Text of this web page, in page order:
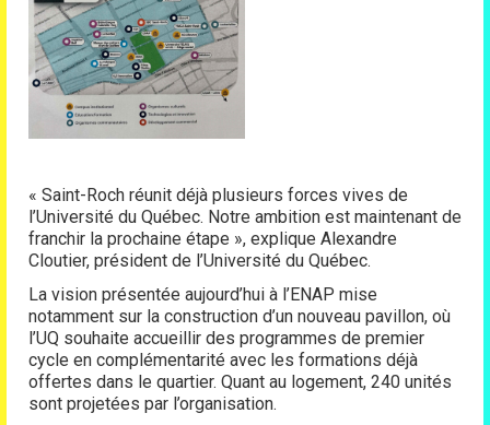
« Saint-Roch réunit déjà plusieurs forces vives de
l’Université du Québec. Notre ambition est maintenant de
franchir la prochaine étape », explique Alexandre
Cloutier, président de l’Université du Québec.
La vision présentée aujourd’hui à l’ENAP mise
notamment sur la construction d’un nouveau pavillon, où
l’UQ souhaite accueillir des programmes de premier
cycle en complémentarité avec les formations déjà
offertes dans le quartier. Quant au logement, 240 unités
sont projetées par l’organisation.